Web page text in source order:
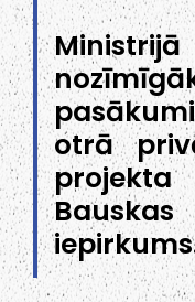
otrā